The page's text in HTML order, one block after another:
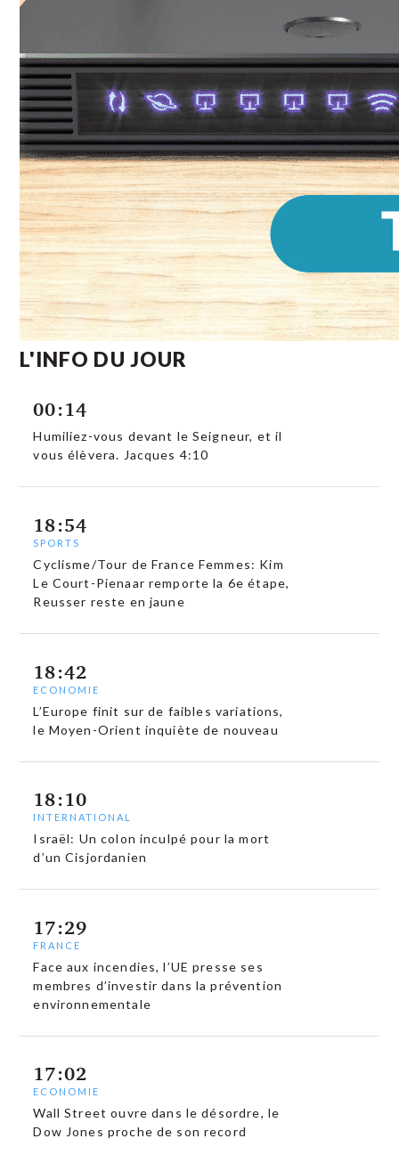
L'INFO DU JOUR
00:14
Humiliez-vous devant le Seigneur, et il
vous élèvera. Jacques 4:10
18:54
SPORTS
Cyclisme/Tour de France Femmes: Kim
Le Court-Pienaar remporte la 6e étape,
Reusser reste en jaune
18:42
ECONOMIE
L’Europe finit sur de faibles variations,
le Moyen-Orient inquiète de nouveau
18:10
INTERNATIONAL
Israël: Un colon inculpé pour la mort
d’un Cisjordanien
17:29
FRANCE
Face aux incendies, l’UE presse ses
membres d’investir dans la prévention
environnementale
17:02
ECONOMIE
Wall Street ouvre dans le désordre, le
Dow Jones proche de son record